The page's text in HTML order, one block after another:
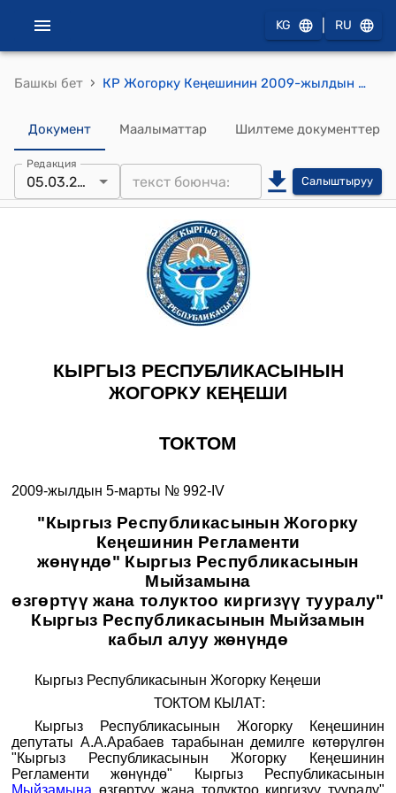
KG RU
Башкы бет › КР Жогорку Кеңешинин 2009-жылдын 5-мартындагы № 992-IV ""Кыргыз Республикасынын Жогорку Кеңешинин Регламенти жөнүндө" Кыргыз Республикасынын Мыйзамына өзгөртүү жана толуктоо киргизүү тууралу" Кыргыз Республикасынын Мыйзамын кабыл алуу жөнүндө" токтому
Документ Маалыматтар Шилтеме документтер
Редакция
05.03.2009 Салыштыруу